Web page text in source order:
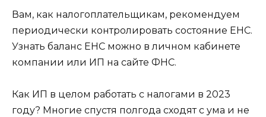
Вам, как налогоплательщикам, рекомендуем
периодически контролировать состояние ЕНС.
Узнать баланс ЕНС можно в личном кабинете
компании или ИП на сайте ФНС.
Как ИП в целом работать с налогами в 2023
году? Многие спустя полгода сходят с ума и не